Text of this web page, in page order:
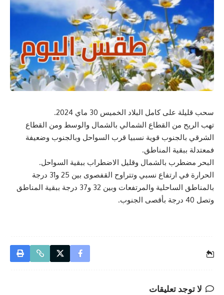
سحب قليلة على كامل البلاد الخميس 30 ماي 2024.
تهب الريح من القطاع الشمالي بالشمال والوسط ومن القطاع
الشرقي بالجنوب قوية نسبيا قرب السواحل وبالجنوب وضعيفة
فمعتدلة ببقية المناطق.
البحر مضطرب بالشمال وقليل الاضطراب ببقية السواحل.
الحرارة في ارتفاع نسبي وتتراوح القفصوى بين 25 و31 درجة
بالمناطق الساحلية والمرتفعات وبين 32 و37 درجة ببقية المناطق
وتصل 40 درجة بأقصى الجنوب.
لا توجد تعليقات